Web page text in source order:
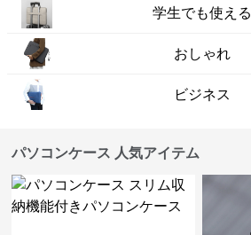
学生でも使える
おしゃれ
ビジネス
パソコンケース 人気アイテム